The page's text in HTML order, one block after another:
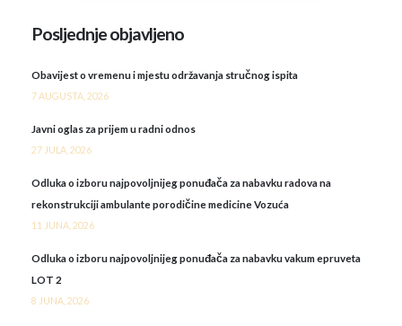
Posljednje objavljeno
Obavijest o vremenu i mjestu održavanja stručnog ispita
7 AUGUSTA, 2026
Javni oglas za prijem u radni odnos
27 JULA, 2026
Odluka o izboru najpovoljnijeg ponuđača za nabavku radova na
rekonstrukciji ambulante porodičine medicine Vozuća
11 JUNA, 2026
Odluka o izboru najpovoljnijeg ponuđača za nabavku vakum epruveta
LOT 2
8 JUNA, 2026